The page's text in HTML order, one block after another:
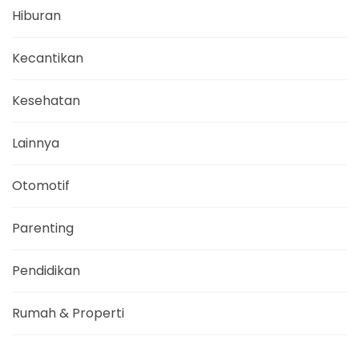
Hiburan
Kecantikan
Kesehatan
Lainnya
Otomotif
Parenting
Pendidikan
Rumah & Properti